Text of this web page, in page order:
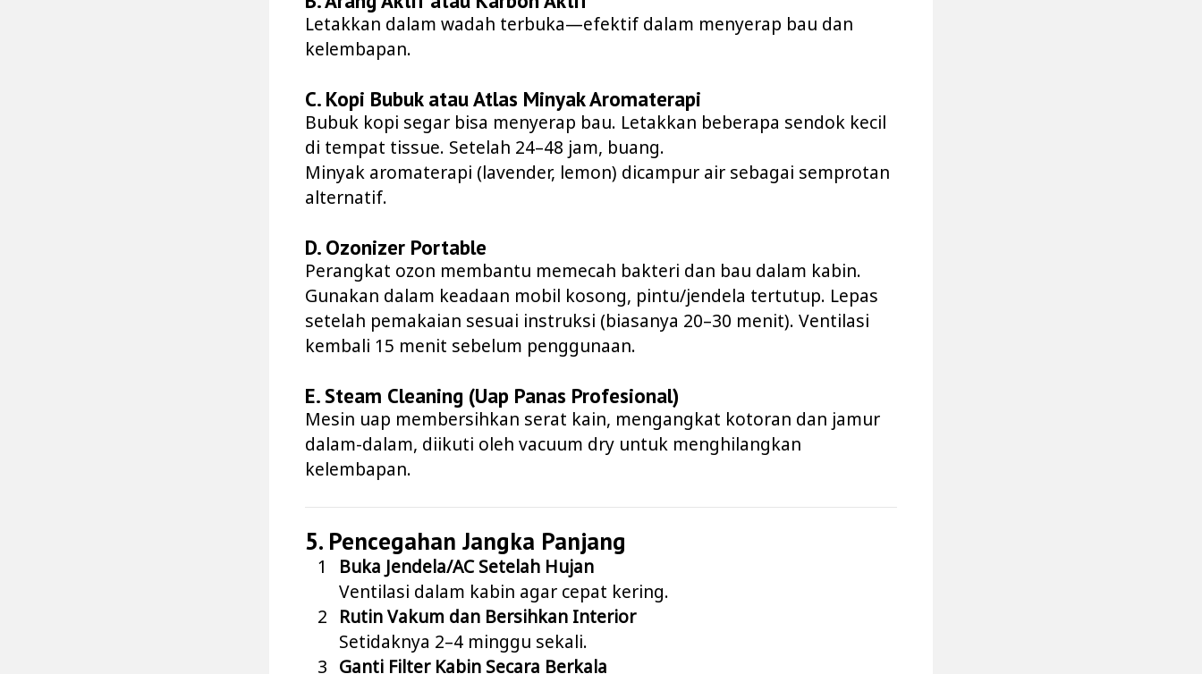
Letakkan dalam wadah terbuka—efektif dalam menyerap bau dan
kelembapan.
C. Kopi Bubuk atau Atlas Minyak Aromaterapi
Bubuk kopi segar bisa menyerap bau. Letakkan beberapa sendok kecil
di tempat tissue. Setelah 24–48 jam, buang.
Minyak aromaterapi (lavender, lemon) dicampur air sebagai semprotan
alternatif.
D. Ozonizer Portable
Perangkat ozon membantu memecah bakteri dan bau dalam kabin.
Gunakan dalam keadaan mobil kosong, pintu/jendela tertutup. Lepas
setelah pemakaian sesuai instruksi (biasanya 20–30 menit). Ventilasi
kembali 15 menit sebelum penggunaan.
E. Steam Cleaning (Uap Panas Profesional)
Mesin uap membersihkan serat kain, mengangkat kotoran dan jamur
dalam-dalam, diikuti oleh vacuum dry untuk menghilangkan
kelembapan.
5. Pencegahan Jangka Panjang
Buka Jendela/AC Setelah Hujan
Ventilasi dalam kabin agar cepat kering.
Rutin Vakum dan Bersihkan Interior
Setidaknya 2–4 minggu sekali.
Ganti Filter Kabin Secara Berkala